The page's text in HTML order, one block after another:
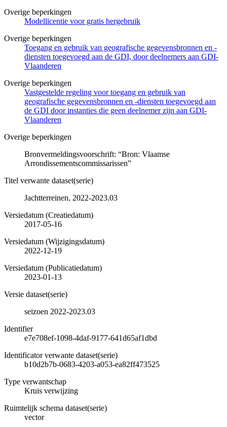
Overige beperkingen
Modellicentie voor gratis hergebruik
Overige beperkingen
Toegang en gebruik van geografische gegevensbronnen en -
diensten toegevoegd aan de GDI, door deelnemers aan GDI-
Vlaanderen
Overige beperkingen
Vastgestelde regeling voor toegang en gebruik van
geografische gegevensbronnen en -diensten toegevoegd aan
de GDI door instanties die geen deelnemer zijn aan GDI-
Vlaanderen
Overige beperkingen
Bronvermeldingsvoorschrift: “Bron: Vlaamse
Arrondissementscommissarissen”
Titel verwante dataset(serie)
Jachtterreinen, 2022-2023.03
Versiedatum (Creatiedatum)
2017-05-16
Versiedatum (Wijzigingsdatum)
2022-12-19
Versiedatum (Publicatiedatum)
2023-01-13
Versie dataset(serie)
seizoen 2022-2023.03
Identifier
e7e708ef-1098-4daf-9177-641d65af1dbd
Identificator verwante dataset(serie)
b10d2b7b-0683-4203-a053-ea82ff473525
Type verwantschap
Kruis verwijzing
Ruimtelijk schema dataset(serie)
vector